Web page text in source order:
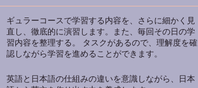
ギュラーコースで学習する内容を、さらに細かく見
直し、徹底的に演習します。また、毎回その日の学
習内容を整理する。 タスクがあるので、理解度を確
認しながら学習を進めることができます。
英語と日本語の仕組みの違いを意識しながら、日本